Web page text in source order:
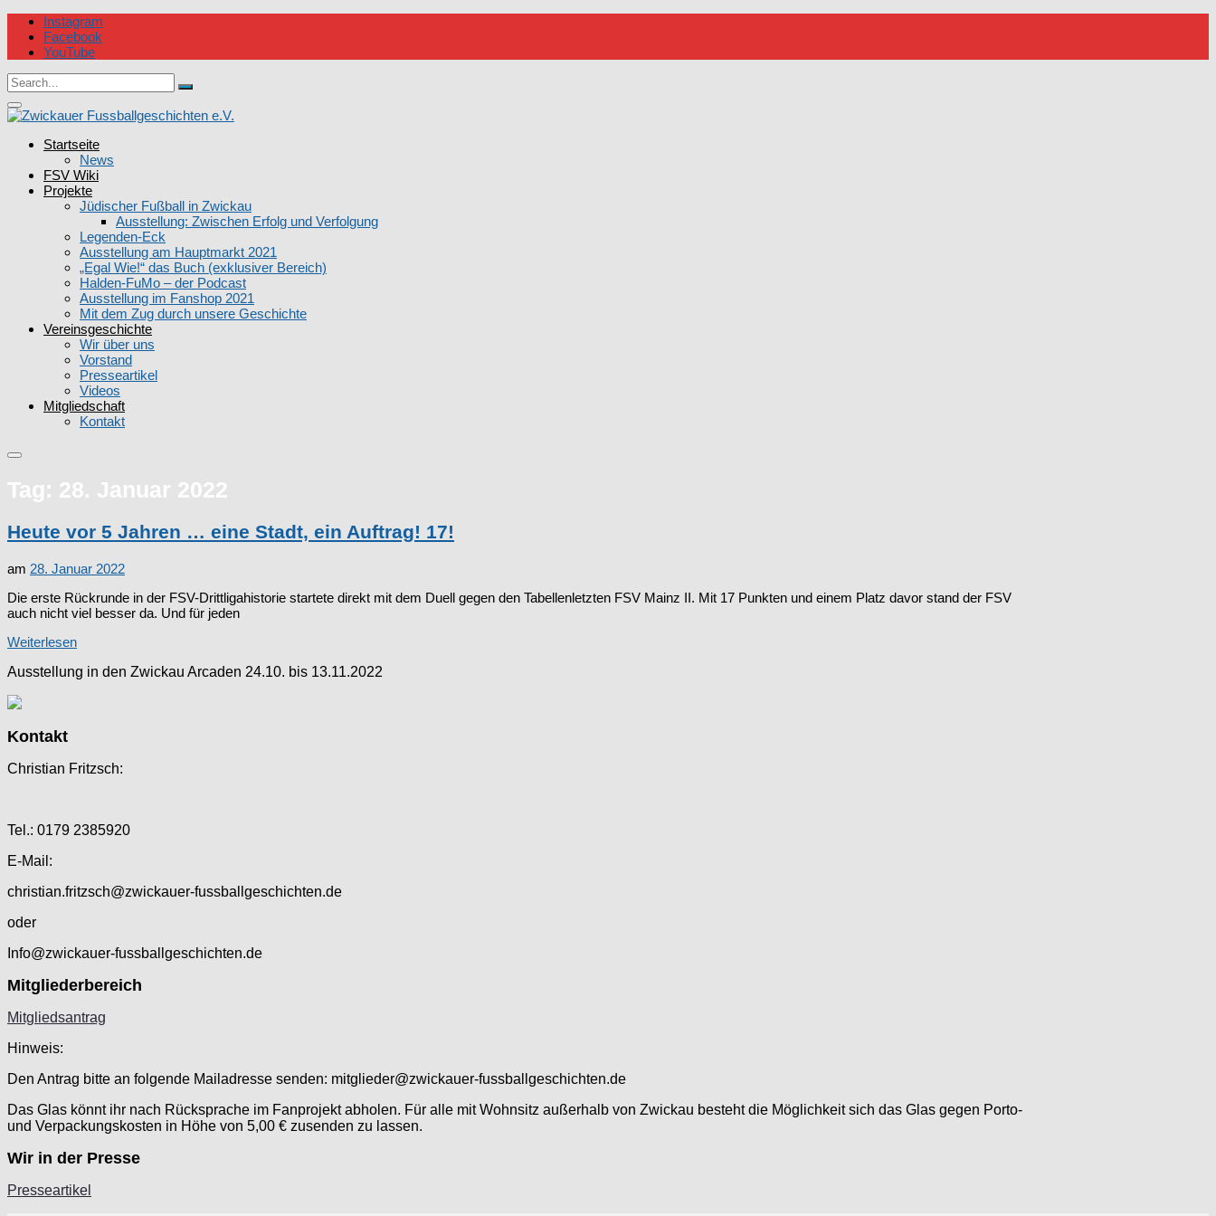
Skip
content
Instagram
Facebook
YouTube
Circular
focus
Search
for:
Search
focus
Startseite
News
FSV Wiki
Projekte
Jüdischer Fußball in Zwickau
Ausstellung: Zwischen Erfolg und Verfolgung
Legenden-Eck
Ausstellung am Hauptmarkt 2021
„Egal Wie!“ das Buch (exklusiver Bereich)
Halden-FuMo – der Podcast
Ausstellung im Fanshop 2021
Mit dem Zug durch unsere Geschichte
Vereinsgeschichte
Wir über uns
Vorstand
Presseartikel
Videos
Mitgliedschaft
Kontakt
Tag: 28. Januar 2022
Heute vor 5 Jahren … eine Stadt, ein Auftrag! 17!
am 28. Januar 2022
Die erste Rückrunde in der FSV-Drittligahistorie startete direkt mit dem Duell gegen den Tabellenletzten FSV Mainz II. Mit 17 Punkten und einem Platz davor stand der FSV
auch nicht viel besser da. Und für jeden
Weiterlesen
Ausstellung in den Zwickau Arcaden 24.10. bis 13.11.2022
Kontakt
Christian Fritzsch:
Tel.: 0179 2385920
E-Mail:
christian.fritzsch@zwickauer-fussballgeschichten.de
oder
Info@zwickauer-fussballgeschichten.de
Mitgliederbereich
Mitgliedsantrag
Hinweis:
Den Antrag bitte an folgende Mailadresse senden: mitglieder@zwickauer-fussballgeschichten.de
Das Glas könnt ihr nach Rücksprache im Fanprojekt abholen. Für alle mit Wohnsitz außerhalb von Zwickau besteht die Möglichkeit sich das Glas gegen Porto-
und Verpackungskosten in Höhe von 5,00 € zusenden zu lassen.
Wir in der Presse
Presseartikel